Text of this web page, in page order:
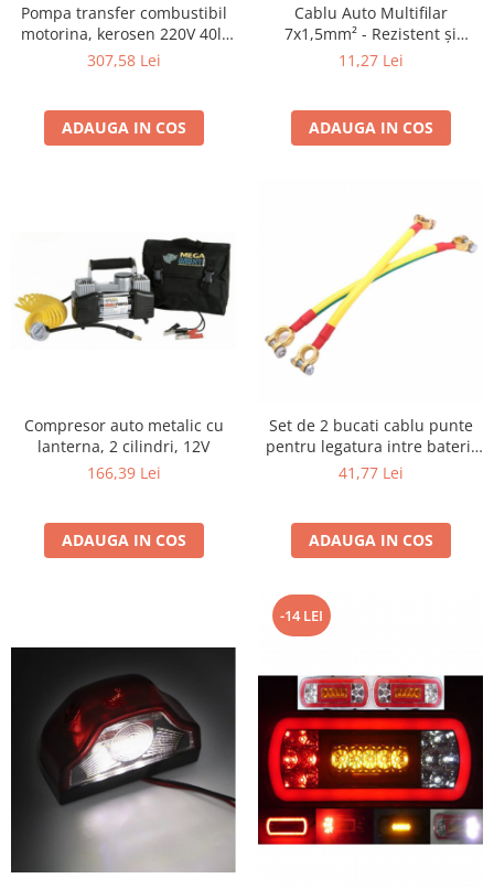
Pompa transfer combustibil
motorina, kerosen 220V 40l/
min
307,58 Lei
ADAUGA IN COS
Cablu Auto Multifilar
7x1,5mm² - Rezistent și
Flexibil pentru Remorci 12V-
11,27 Lei
ADAUGA IN COS
Compresor auto metalic cu
lanterna, 2 cilindri, 12V
166,39 Lei
ADAUGA IN COS
Set de 2 bucati cablu punte
pentru legatura intre baterii
lungime 30 cm
41,77 Lei
ADAUGA IN COS
-14 LEI